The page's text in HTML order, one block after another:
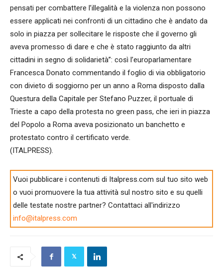
pensati per combattere l’illegalità e la violenza non possono
essere applicati nei confronti di un cittadino che è andato da
solo in piazza per sollecitare le risposte che il governo gli
aveva promesso di dare e che è stato raggiunto da altri
cittadini in segno di solidarietà”: così l’europarlamentare
Francesca Donato commentando il foglio di via obbligatorio
con divieto di soggiorno per un anno a Roma disposto dalla
Questura della Capitale per Stefano Puzzer, il portuale di
Trieste a capo della protesta no green pass, che ieri in piazza
del Popolo a Roma aveva posizionato un banchetto e
protestato contro il certificato verde.
(ITALPRESS).
Vuoi pubblicare i contenuti di Italpress.com sul tuo sito web
o vuoi promuovere la tua attività sul nostro sito e su quelli
delle testate nostre partner? Contattaci all'indirizzo
info@italpress.com